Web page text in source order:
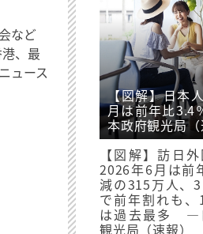
など
、最
ュース
【図解】日本
月は前年比
本政府観光局（
【図解】訪日外
2026年6月は前
減の315万人、
で前年割れも、
は過去最多 ―
観光局（速報）